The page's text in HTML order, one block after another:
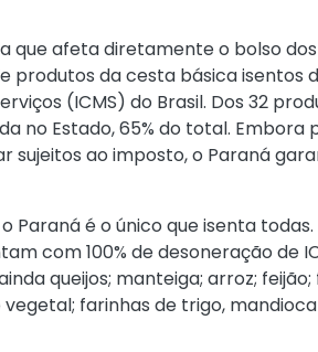
que afeta diretamente o bolso
produtos da cesta básica isentos
(ICMS) do Brasil. Dos 32
no Estado, 65% do total. Embora
sujeitos ao imposto, o Paraná
Paraná é o único que isenta
com 100% de desoneração de
queijos; manteiga; arroz;
farinhas de trigo,